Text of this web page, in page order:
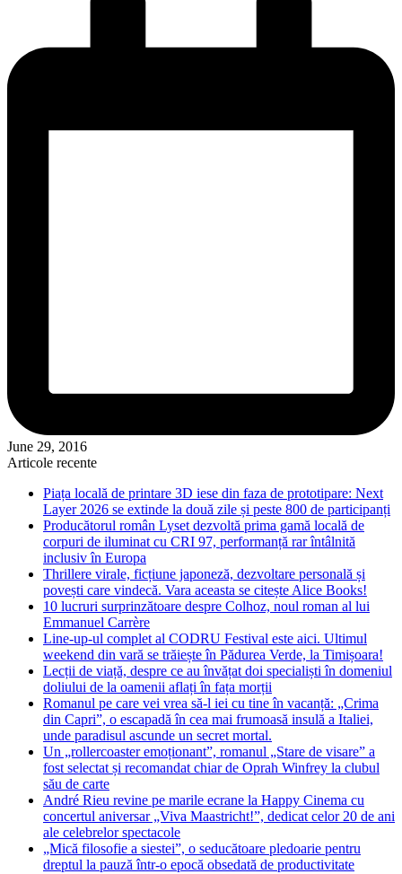
June 29, 2016
Articole recente
Piața locală de printare 3D iese din faza de prototipare: Next
Layer 2026 se extinde la două zile și peste 800 de participanți
Producătorul român Lyset dezvoltă prima gamă locală de
corpuri de iluminat cu CRI 97, performanță rar întâlnită
inclusiv în Europa
Thrillere virale, ficțiune japoneză, dezvoltare personală și
povești care vindecă. Vara aceasta se citește Alice Books!
10 lucruri surprinzătoare despre Colhoz, noul roman al lui
Emmanuel Carrère
Line-up-ul complet al CODRU Festival este aici. Ultimul
weekend din vară se trăiește în Pădurea Verde, la Timișoara!
Lecții de viață, despre ce au învățat doi specialiști în domeniul
doliului de la oamenii aflați în fața morții
Romanul pe care vei vrea să-l iei cu tine în vacanță: „Crima
din Capri”, o escapadă în cea mai frumoasă insulă a Italiei,
unde paradisul ascunde un secret mortal.
Un „rollercoaster emoționant”, romanul „Stare de visare” a
fost selectat și recomandat chiar de Oprah Winfrey la clubul
său de carte
André Rieu revine pe marile ecrane la Happy Cinema cu
concertul aniversar „Viva Maastricht!”, dedicat celor 20 de ani
ale celebrelor spectacole
„Mică filosofie a siestei”, o seducătoare pledoarie pentru
dreptul la pauză într-o epocă obsedată de productivitate